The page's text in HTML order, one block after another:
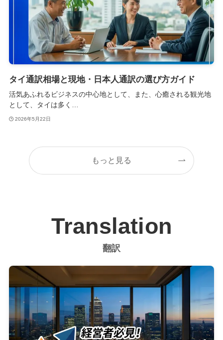
タイ通訳相場と現地・日本人通訳の選び方ガイド
活気あふれるビジネスの中心地として、また、心癒される観光地
として、タイは多く…
2026年5月22日
もっと見る
Translation
翻訳